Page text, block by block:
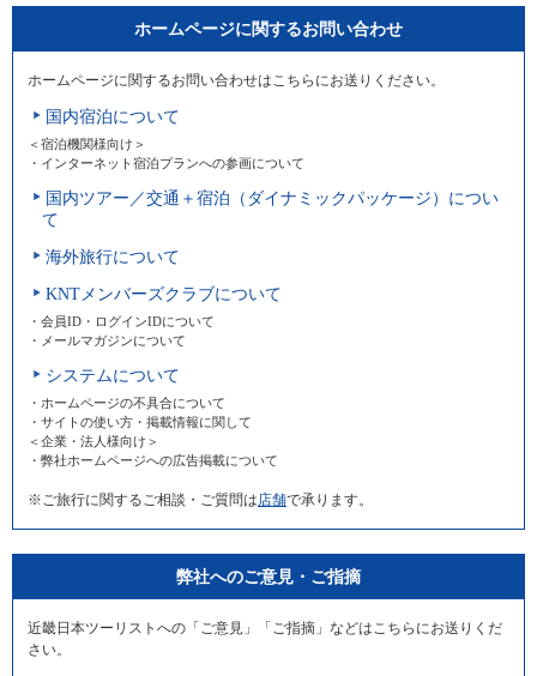
ホームページに関するお問い合わせ
ホームページに関するお問い合わせはこちらにお送りください。
国内宿泊について
＜宿泊機関様向け＞
・インターネット宿泊プランへの参画について
国内ツアー／交通＋宿泊（ダイナミックパッケージ）につい
て
海外旅行について
KNTメンバーズクラブについて
・会員ID・ログインIDについて
・メールマガジンについて
システムについて
・ホームページの不具合について
・サイトの使い方・掲載情報に関して
＜企業・法人様向け＞
・弊社ホームページへの広告掲載について
※ご旅行に関するご相談・ご質問は 店舗で承ります。
弊社へのご意見・ご指摘
近畿日本ツーリストへの「ご意見」「ご指摘」などはこちらにお送りくだ
さい。